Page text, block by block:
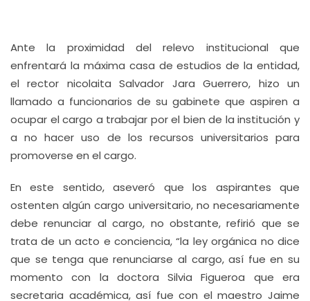
Ante la proximidad del relevo institucional que
enfrentará la máxima casa de estudios de la entidad,
el rector nicolaita Salvador Jara Guerrero, hizo un
llamado a funcionarios de su gabinete que aspiren a
ocupar el cargo a trabajar por el bien de la institución y
a no hacer uso de los recursos universitarios para
promoverse en el cargo.
En este sentido, aseveró que los aspirantes que
ostenten algún cargo universitario, no necesariamente
debe renunciar al cargo, no obstante, refirió que se
trata de un acto e conciencia, “la ley orgánica no dice
que se tenga que renunciarse al cargo, así fue en su
momento con la doctora Silvia Figueroa que era
secretaria académica, así fue con el maestro Jaime